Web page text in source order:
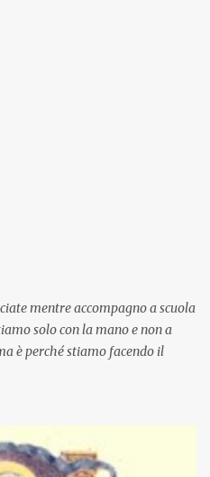
mentre accompagno a scuola
solo con la mano e non a
è perché stiamo facendo il